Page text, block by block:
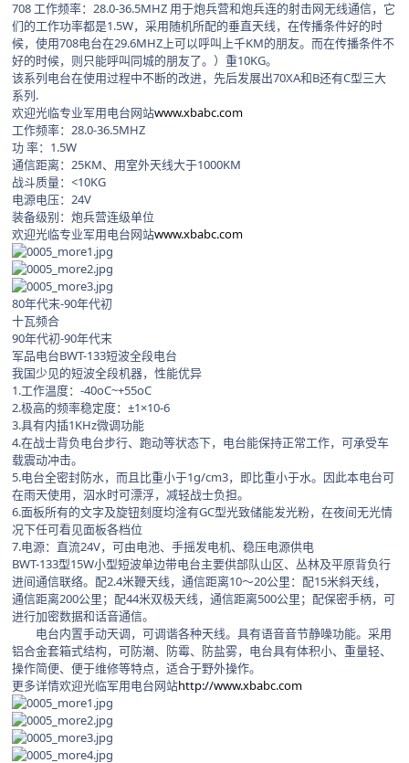
708 工作频率：28.0-36.5MHZ 用于炮兵营和炮兵连的射击网无线通信，它
们的工作功率都是1.5W，采用随机所配的垂直天线，在传播条件好的时
候，使用708电台在29.6MHZ上可以呼叫上千KM的朋友。而在传播条件不
好的时候，则只能呼叫同城的朋友了。）重10KG。
该系列电台在使用过程中不断的改进，先后发展出70XA和B还有C型三大
系列.
欢迎光临专业军用电台网站www.xbabc.com
工作频率：28.0-36.5MHZ
功 率：1.5W
通信距离：25KM、用室外天线大于1000KM
战斗质量：<10KG
电源电压：24V
装备级别：炮兵营连级单位
欢迎光临专业军用电台网站www.xbabc.com
80年代末-90年代初
十瓦频合
90年代初-90年代末
军品电台BWT-133短波全段电台
我国少见的短波全段机器，性能优异
1.工作温度：-40oC~+55oC
2.极高的频率稳定度：±1×10-6
3.具有内插1KHz微调功能
4.在战士背负电台步行、跑动等状态下，电台能保持正常工作，可承受车
载震动冲击。
5.电台全密封防水，而且比重小于1g/cm3，即比重小于水。因此本电台可
在雨天使用，泅水时可漂浮，减轻战士负担。
6.面板所有的文字及旋钮刻度均淦有GC型光致储能发光粉，在夜间无光情
况下任可看见面板各档位
7.电源：直流24V，可由电池、手摇发电机、稳压电源供电
BWT-133型15W小型短波单边带电台主要供部队山区、丛林及平原背负行
进间通信联络。配2.4米鞭天线，通信距离10～20公里：配15米斜天线，
通信距离200公里；配44米双极天线，通信距离500公里；配保密手柄，可
进行加密数据和话音通信。
电台内置手动天调，可调谐各种天线。具有语音音节静噪功能。采用
铝合金套箱式结构，可防潮、防霉、防盐雾，电台具有体积小、重量轻、
操作简便、便于维修等特点，适合于野外操作。
更多详情欢迎光临军用电台网站http://www.xbabc.com